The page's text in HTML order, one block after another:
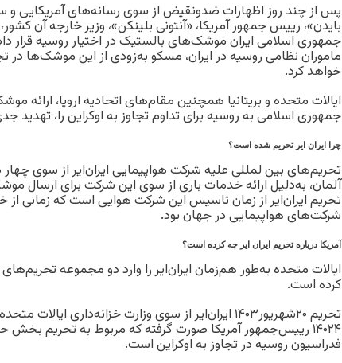
پس از چند روز اظهارات ضدونقیض از سوی رسانه‌های
بایدن»، رییس جمهور آمریکا، «آنتونی بلینکن»، وزیر خارجه آن
جمهوری اسلامی ایران موشک‌های بالستیک در اختیار روسیه قرار
ماموران نظامی روسیه در ایران، مسکو به‌زودی از این موشک‌ها در
خواهد کرد.
ایالات متحده و بریتانیا همچنین مقام‌های اتحادیه اروپا، ارائه
جمهوری اسلامی به روسیه برای تداوم تجاوز به اوکراین را، تهدید
چرا ایران ایر تحریم شده است؟
تحریم‌های بین ‌لمللی علیه شرکت هواپیمایی ایران‌ایر از سوی چهار
آلمان، به‌دلیل ارائه خدمات باری از سوی این شرکت برای ارسال
تحریم ایران‌ایر از زمان تاسیس این شرکت هوایی است که زمانی از
شرکت‌های هواپیمایی در جهان بود.
آمریکا درباره تحریم ایران ایر چه کرده است؟
ایالات متحده به‌طور هم‌زمان ایران‌ایر را وارد دو مجموعه
کرده است.
تحریم ۲۰شهریور۱۴۰۳ ایران‌ایر از سوی وزارت خزانه‌داری
۱۴۰۲۴ رییس‌جمهور آمریکا صورت گرفته که مربوط به تحریم
فدراسیون روسیه در تجاوز به اوکراین است.